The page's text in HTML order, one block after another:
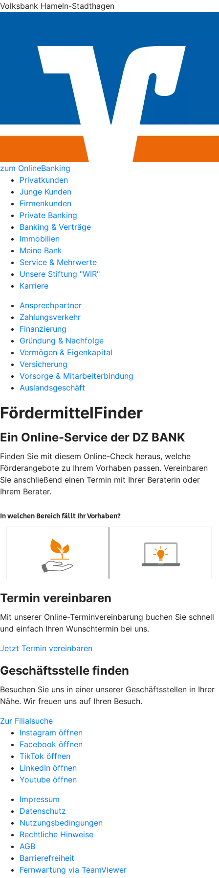
Volksbank Hameln-Stadthagen
zum OnlineBanking
Privatkunden
Junge Kunden
Firmenkunden
Private Banking
Banking & Verträge
Immobilien
Meine Bank
Service & Mehrwerte
Unsere Stiftung "WIR"
Karriere
Ansprechpartner
Zahlungsverkehr
Finanzierung
Gründung & Nachfolge
Vermögen & Eigenkapital
Versicherung
Vorsorge & Mitarbeiterbindung
Auslandsgeschäft
FördermittelFinder
Ein Online-Service der DZ BANK
Finden Sie mit diesem Online-Check heraus, welche
Förderangebote zu Ihrem Vorhaben passen. Vereinbaren
Sie anschließend einen Termin mit Ihrer Beraterin oder
Ihrem Berater.
Termin vereinbaren
Mit unserer Online-Terminvereinbarung buchen Sie schnell
und einfach Ihren Wunschtermin bei uns.
Jetzt Termin vereinbaren
Geschäftsstelle finden
Besuchen Sie uns in einer unserer Geschäftsstellen in Ihrer
Nähe. Wir freuen uns auf Ihren Besuch.
Zur Filialsuche
Instagram öffnen
Facebook öffnen
TikTok öffnen
LinkedIn öffnen
Youtube öffnen
Impressum
Datenschutz
Nutzungsbedingungen
Rechtliche Hinweise
AGB
Barrierefreiheit
Fernwartung via TeamViewer